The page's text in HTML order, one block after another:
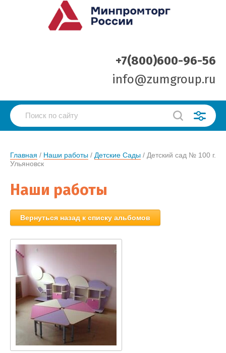
+7(800)600-96-56
info@zumgroup.ru
Главная / Наши работы / Детские Сады / Детский сад № 100 г.
Ульяновск
Наши работы
Вернуться назад к списку альбомов